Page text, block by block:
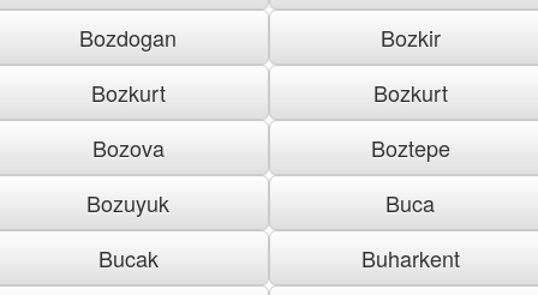
Bozdogan
Bozkir
Bozkurt
Bozkurt
Bozova
Boztepe
Bozuyuk
Buca
Bucak
Buharkent